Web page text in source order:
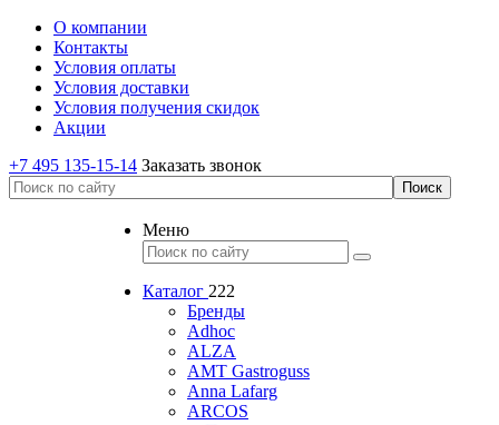
О компании
Контакты
Условия оплаты
Условия доставки
Условия получения скидок
Акции
+7 495 135-15-14 Заказать звонок
Меню
Каталог 222
Бренды
Adhoc
ALZA
AMT Gastroguss
Anna Lafarg
ARCOS